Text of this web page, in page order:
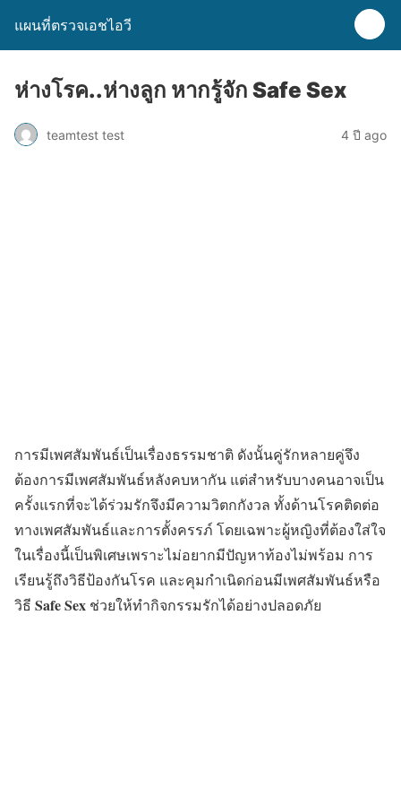
แผนที่ตรวจเอชไอวี
ห่างโรค..ห่างลูก หากรู้จัก Safe Sex
teamtest test 4 ปี ago
การมีเพศสัมพันธ์เป็นเรื่องธรรมชาติ ดังนั้นคู่รักหลายคู่จึง
ต้องการมีเพศสัมพันธ์หลังคบหากัน แต่สำหรับบางคนอาจเป็น
ครั้งแรกที่จะได้ร่วมรักจึงมีความวิตกกังวล ทั้งด้านโรคติดต่อ
ทางเพศสัมพันธ์และการตั้งครรภ์ โดยเฉพาะผู้หญิงที่ต้องใส่ใจ
ในเรื่องนี้เป็นพิเศษเพราะไม่อยากมีปัญหาท้องไม่พร้อม การ
เรียนรู้ถึงวิธีป้องกันโรค และคุมกำเนิดก่อนมีเพศสัมพันธ์หรือ
วิธี Safe Sex ช่วยให้ทำกิจกรรมรักได้อย่างปลอดภัย